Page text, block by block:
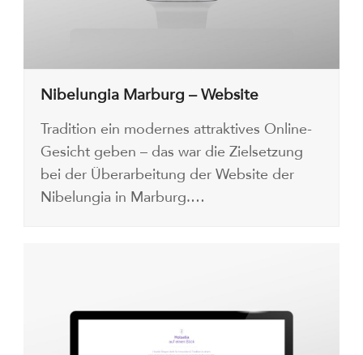
Nibelungia Marburg – Website
Tradition ein modernes attraktives Online-
Gesicht geben – das war die Zielsetzung
bei der Überarbeitung der Website der
Nibelungia in Marburg.…